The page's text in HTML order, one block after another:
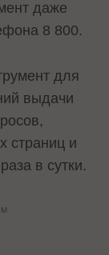
даже
8 800.
для
выдачи
страниц и
в сутки.